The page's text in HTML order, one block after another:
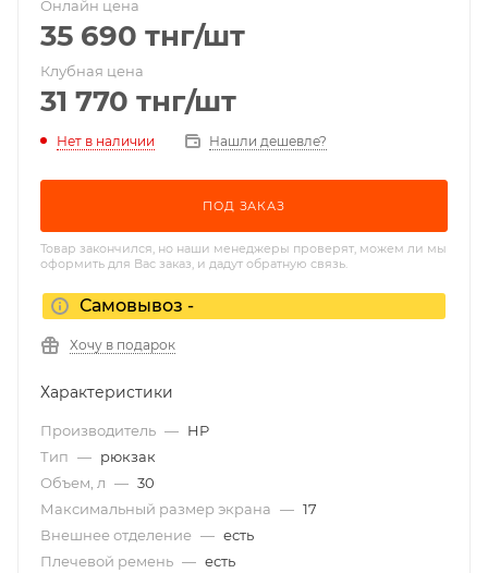
Онлайн цена
35 690 тнг/шт
Клубная цена
31 770 тнг/шт
Нет в наличии Нашли дешевле?
ПОД ЗАКАЗ
Товар закончился, но наши менеджеры проверят, можем ли мы
оформить для Вас заказ, и дадут обратную связь.
Самовывоз -
Хочу в подарок
Характеристики
Производитель — HP
Тип — рюкзак
Объем, л — 30
Максимальный размер экрана — 17
Внешнее отделение — есть
Плечевой ремень — есть